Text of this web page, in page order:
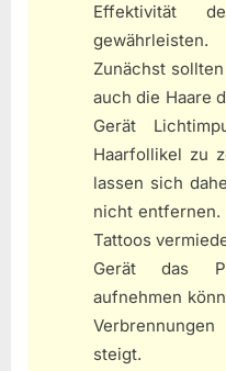
Effektivität
gewährleisten.
Zunächst
auch die Haare
Gerät
Haarfollikel zu
lassen sich
nicht entfernen.
Tattoos
Gerät das
aufnehmen
steigt.